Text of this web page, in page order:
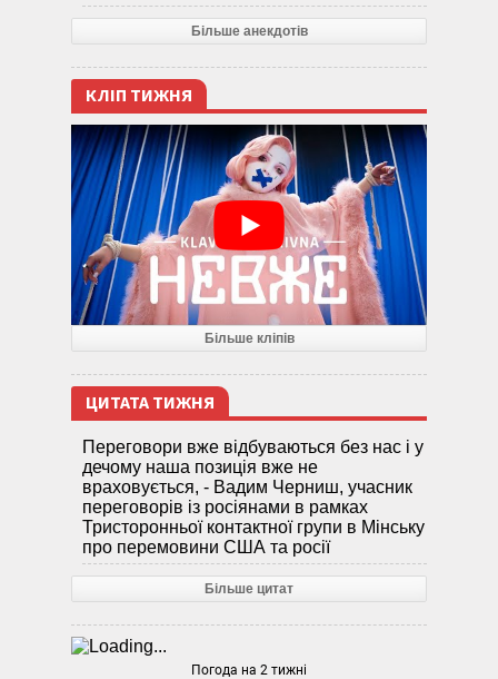
Більше анекдотів
КЛІП ТИЖНЯ
Більше кліпів
ЦИТАТА ТИЖНЯ
Переговори вже відбуваються без нас і у
дечому наша позиція вже не
враховується, - Вадим Черниш, учасник
переговорів із росіянами в рамках
Тристоронньої контактної групи в Мінську
про перемовини США та росії
Більше цитат
Погода на 2 тижні